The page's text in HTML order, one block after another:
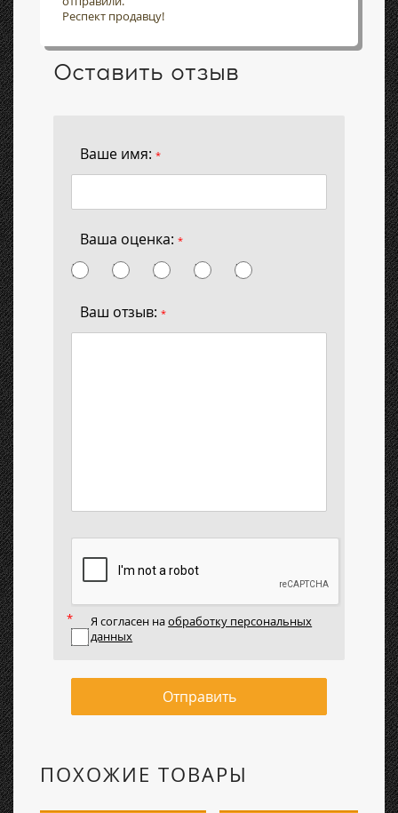
Респект продавцу!
Оставить отзыв
Ваше имя: *
Ваша оценка: *
Ваш отзыв: *
Я согласен наобработку персональных
данных
Отправить
ПОХОЖИЕ ТОВАРЫ